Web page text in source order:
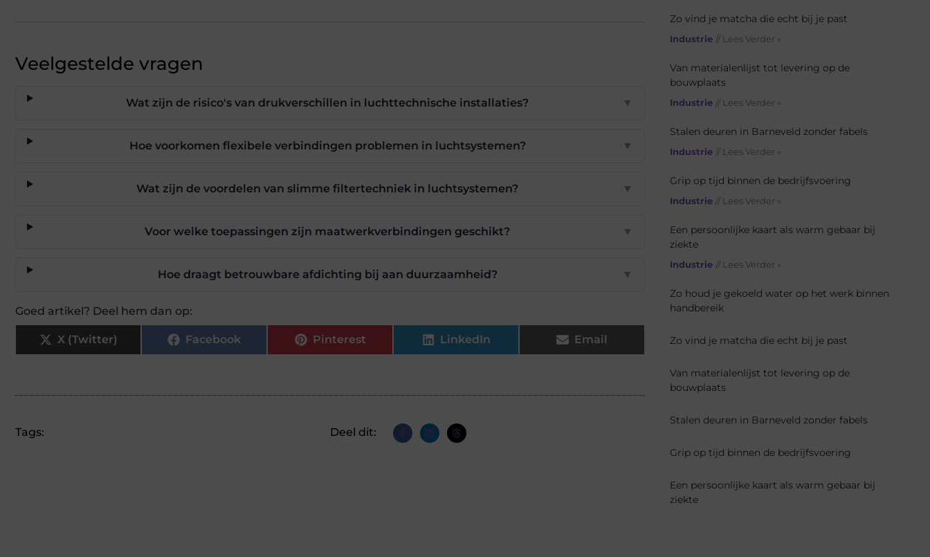
Veelgestelde vragen
Wat zijn de risico's van drukverschillen in luchttechnische installaties? ▼
Hoe voorkomen flexibele verbindingen problemen in luchtsystemen? ▼
Wat zijn de voordelen van slimme filtertechniek in luchtsystemen? ▼
Voor welke toepassingen zijn maatwerkverbindingen geschikt? ▼
Hoe draagt betrouwbare afdichting bij aan duurzaamheid? ▼
Goed artikel? Deel hem dan op:
X (Twitter) Facebook Pinterest LinkedIn Email
Tags: Deel dit:
Zo vind je matcha die echt bij je past
Industrie // Lees Verder »
Van materialenlijst tot levering op de
bouwplaats
Industrie // Lees Verder »
Stalen deuren in Barneveld zonder fabels
Industrie // Lees Verder »
Grip op tijd binnen de bedrijfsvoering
Industrie // Lees Verder »
Een persoonlijke kaart als warm gebaar bij
ziekte
Industrie // Lees Verder »
Zo houd je gekoeld water op het werk binnen
handbereik
Zo vind je matcha die echt bij je past
Van materialenlijst tot levering op de
bouwplaats
Stalen deuren in Barneveld zonder fabels
Grip op tijd binnen de bedrijfsvoering
Een persoonlijke kaart als warm gebaar bij
ziekte